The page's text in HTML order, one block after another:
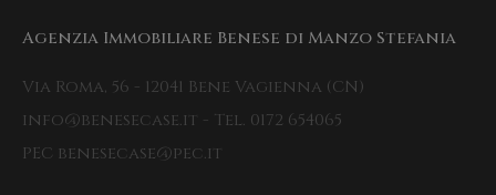
Agenzia Immobiliare Benese di Manzo Stefania
Via Roma, 56 - 12041 Bene Vagienna (CN)
info@benesecase.it - Tel. 0172 654065
PEC benesecase@pec.it